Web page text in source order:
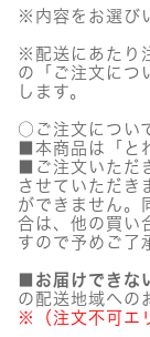
※内容をお選び
※配送にあたり
の「ご注文につ
します。
○ご注文につい
■本商品は「と
■ご注文いただ
させていただき
ができません。
合は、他の買い
すので予めご了
■お届けできな
の配送地域への
※（注文不可エ